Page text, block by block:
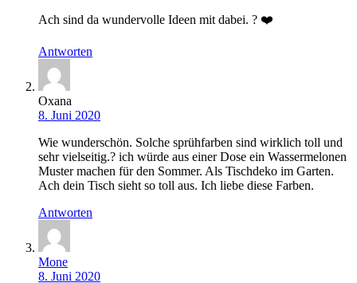
Ach sind da wundervolle Ideen mit dabei. ? ❤️
Antworten
Oxana
8. Juni 2020
Wie wunderschön. Solche sprühfarben sind wirklich toll und
sehr vielseitig.? ich würde aus einer Dose ein Wassermelonen
Muster machen für den Sommer. Als Tischdeko im Garten.
Ach dein Tisch sieht so toll aus. Ich liebe diese Farben.
Antworten
Mone
8. Juni 2020